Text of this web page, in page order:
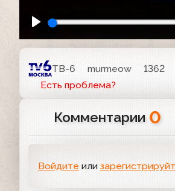
ТВ-6 murmeow 1362
Есть проблема?
Комментарии 0
Войдите или